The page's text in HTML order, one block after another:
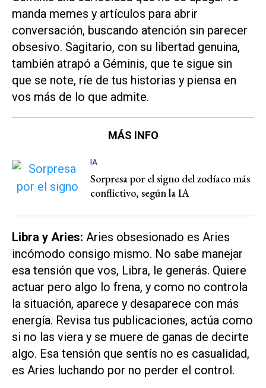
manda memes y artículos para abrir
conversación, buscando atención sin parecer
obsesivo. Sagitario, con su libertad genuina,
también atrapó a Géminis, que te sigue sin
que se note, ríe de tus historias y piensa en
vos más de lo que admite.
MÁS INFO
IA
Sorpresa por el signo del zodíaco más
conflictivo, según la IA
Libra y Aries: Aries obsesionado es Aries
incómodo consigo mismo. No sabe manejar
esa tensión que vos, Libra, le generás. Quiere
actuar pero algo lo frena, y como no controla
la situación, aparece y desaparece con más
energía. Revisa tus publicaciones, actúa como
si no las viera y se muere de ganas de decirte
algo. Esa tensión que sentís no es casualidad,
es Aries luchando por no perder el control.